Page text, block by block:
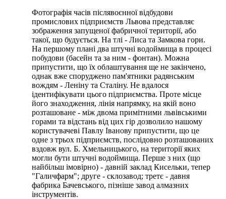
Фотографія часів післявоєнної відбудови
промислових підприємств Львова представляє
зображення запущеної фабричної території, або
такої, що будується. На тлі - Лиса та Замкова гори.
На першому плані два штучні водоймища в процесі
побудови (басейн та за ним - фонтан). Можна
припустити, що їх облаштування ще не закінчено,
однак вже споруджено пам'ятники радянським
вождям - Леніну та Сталіну. Не вдалося
ідентифікувати цього підприємства. Проте місце
його знаходження, лінія напрямку, на якій воно
розташоване - між двома примітними львівськими
горами та відстань від цих гір дозволило нашому
користувачеві Павлу Іванову припустити, що це
одне з трьох підприємств, послідовно розташованих
вздовж вул. Б. Хмельницького, на території яких
могли бути штучні водоймища. Перше з них (що
найбільш імовірно) - давній заклад Кисельки, тепер
"Галичфарм"; друге - склозавод; третє - давня
фабрика Бачевського, пізніше завод алмазних
інструментів.